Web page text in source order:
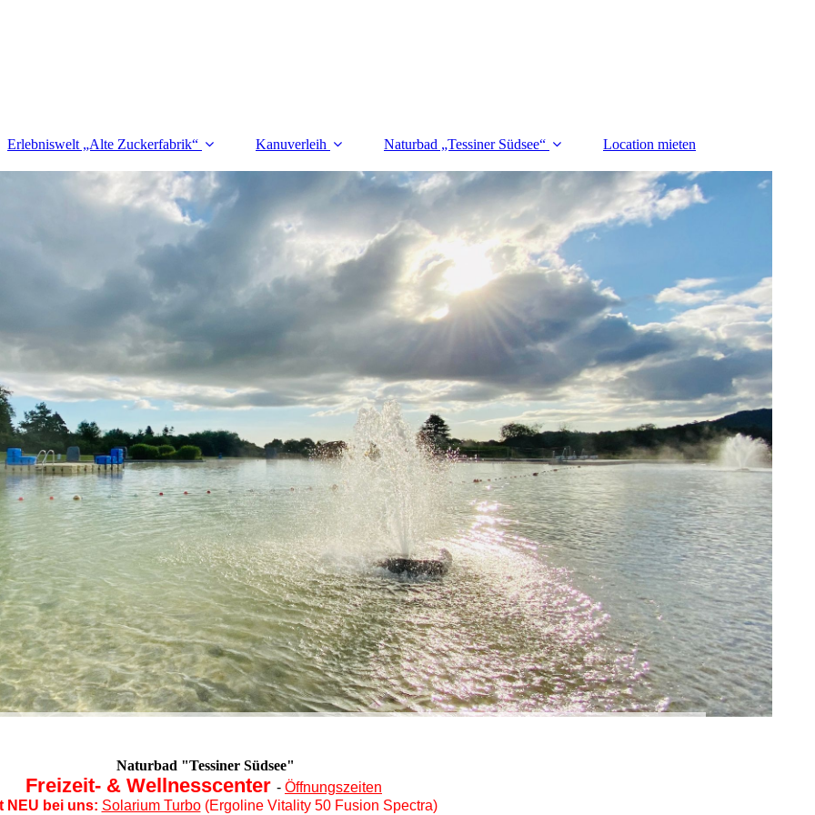
Erlebniswelt „Alte Zuckerfabrik“ Kanuverleih Naturbad „Tessiner Südsee“ Location mieten
Naturbad "Tessiner Südsee"
Freizeit- & Wellnesscenter - Öffnungszeiten
NEU bei uns: Solarium Turbo(Ergoline Vitality 50 Fusion Spectra)